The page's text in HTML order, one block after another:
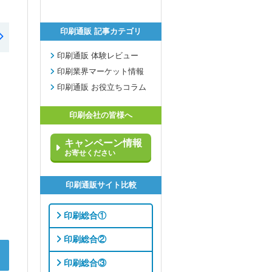
印刷通販 記事カテゴリ
印刷通販 体験レビュー
印刷業界マーケット情報
印刷通販 お役立ちコラム
印刷会社の皆様へ
キャンペーン情報
お寄せください
印刷通販サイト比較
印刷総合①
印刷総合②
印刷総合③